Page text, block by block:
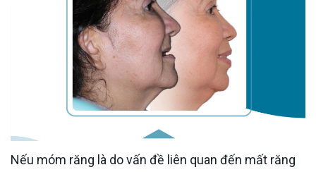
Nếu móm răng là do vấn đề liên quan đến mất răng